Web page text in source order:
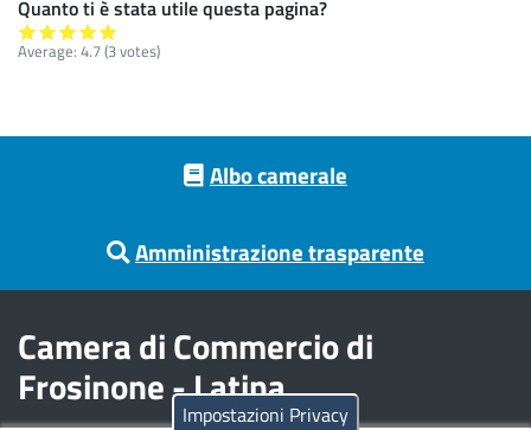
Quanto ti è stata utile questa pagina?
Average: 4.7(3votes)
Albo camerale
Amministrazione trasparente
Camera di Commercio di
Frosinone - Latina
Impostazioni Privacy